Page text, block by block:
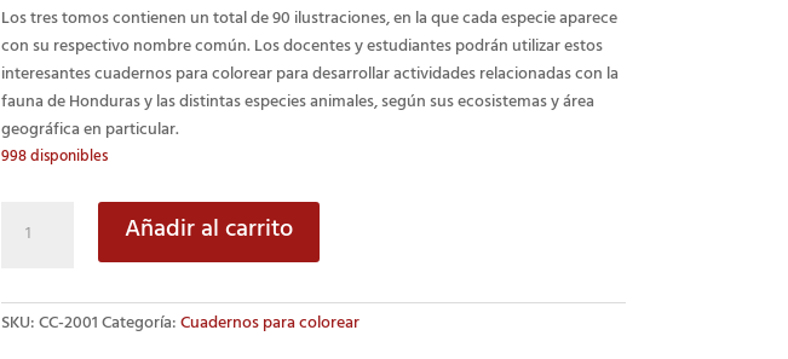
Los tres tomos contienen un total de 90 ilustraciones, en la que cada especie aparece
con su respectivo nombre común. Los docentes y estudiantes podrán utilizar estos
interesantes cuadernos para colorear para desarrollar actividades relacionadas con la
fauna de Honduras y las distintas especies animales, según sus ecosistemas y área
geográfica en particular.
998 disponibles
Tomo
n.º
Añadir al carrito
SKU:CC-2001Categoría:Cuadernos para colorear